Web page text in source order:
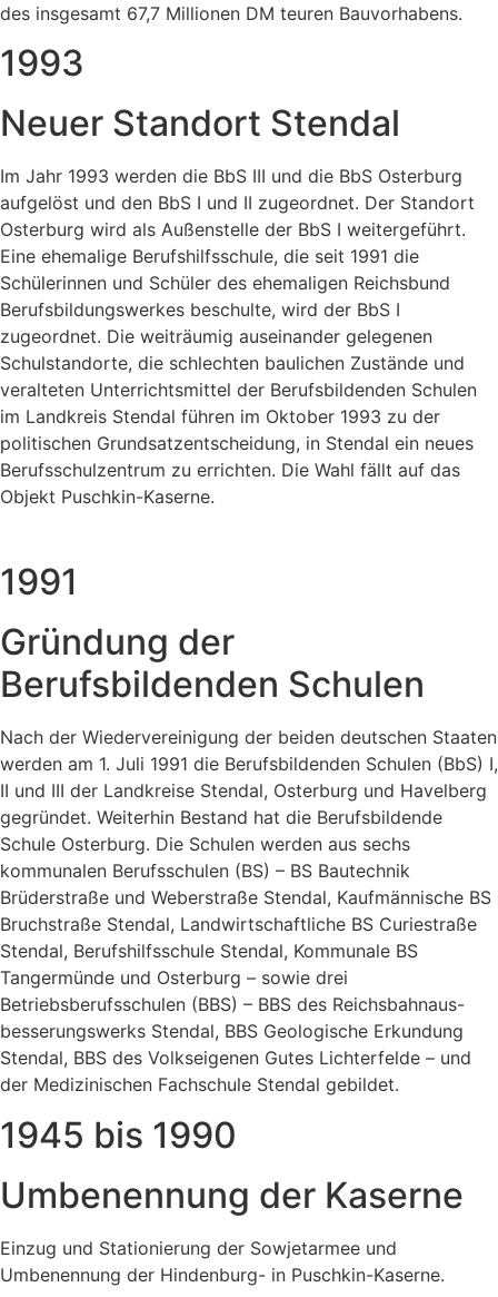
des insgesamt 67,7 Millionen DM teuren Bauvorhabens.
1993
Neuer Standort Stendal
Im Jahr 1993 werden die BbS III und die BbS Osterburg
aufgelöst und den BbS I und II zugeordnet. Der Standort
Osterburg wird als Außenstelle der BbS I weitergeführt.
Eine ehemalige Berufshilfsschule, die seit 1991 die
Schülerinnen und Schüler des ehemaligen Reichsbund
Berufsbildungswerkes beschulte, wird der BbS I
zugeordnet. Die weiträumig auseinander gelegenen
Schulstandorte, die schlechten baulichen Zustände und
veralteten Unterrichtsmittel der Berufsbildenden Schulen
im Landkreis Stendal führen im Oktober 1993 zu der
politischen Grundsatzentscheidung, in Stendal ein neues
Berufsschulzentrum zu errichten. Die Wahl fällt auf das
Objekt Puschkin-Kaserne.
1991
Gründung der
Berufsbildenden Schulen
Nach der Wiedervereinigung der beiden deutschen Staaten
werden am 1. Juli 1991 die Berufsbildenden Schulen (BbS) I,
II und III der Landkreise Stendal, Osterburg und Havelberg
gegründet. Weiterhin Bestand hat die Berufsbildende
Schule Osterburg. Die Schulen werden aus sechs
kommunalen Berufsschulen (BS) – BS Bautechnik
Brüderstraße und Weberstraße Stendal, Kaufmännische BS
Bruchstraße Stendal, Landwirtschaftliche BS Curiestraße
Stendal, Berufshilfsschule Stendal, Kommunale BS
Tangermünde und Osterburg – sowie drei
Betriebsberufsschulen (BBS) – BBS des Reichsbahnaus-
besserungswerks Stendal, BBS Geologische Erkundung
Stendal, BBS des Volkseigenen Gutes Lichterfelde – und
der Medizinischen Fachschule Stendal gebildet.
1945 bis 1990​​
Umbenennung der Kaserne
Einzug und Stationierung der Sowjetarmee und
Umbenennung der Hindenburg- in Puschkin-Kaserne.